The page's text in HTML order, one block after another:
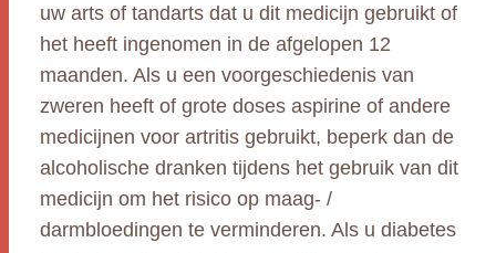
uw arts of tandarts dat u dit medicijn gebruikt of
het heeft ingenomen in de afgelopen 12
maanden. Als u een voorgeschiedenis van
zweren heeft of grote doses aspirine of andere
medicijnen voor artritis gebruikt, beperk dan de
alcoholische dranken tijdens het gebruik van dit
medicijn om het risico op maag- /
darmbloedingen te verminderen. Als u diabetes